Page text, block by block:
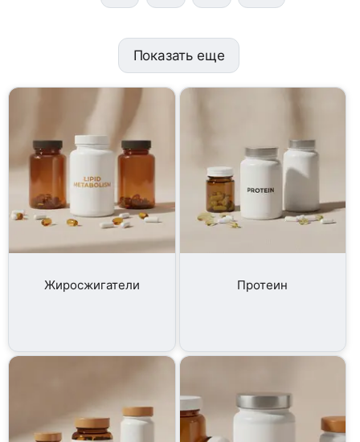
Показать еще
Жиросжигатели Протеин